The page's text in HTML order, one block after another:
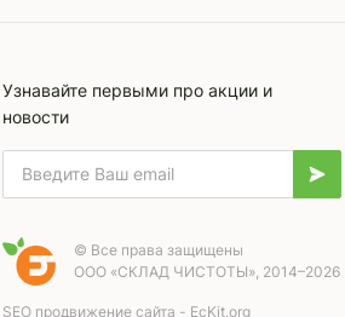
Узнавайте первыми про акции и
новости
© Все права защищены
ООО «СКЛАД ЧИСТОТЫ», 2014–2026
SEO продвижение сайта - EcKit.org